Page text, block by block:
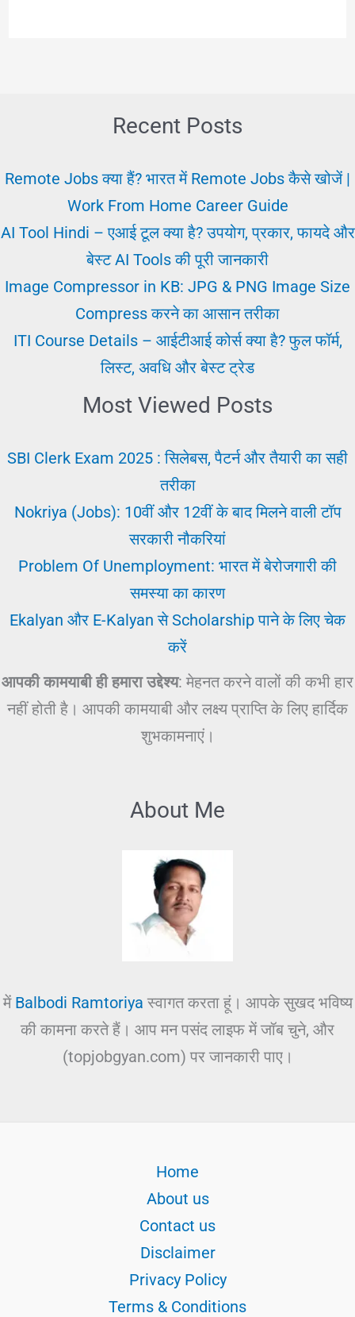
करें?
आपको
Na
To
Recent Posts
Remote Jobs क्या हैं? भारत में Remote Jobs कैसे खोजें |
Work From Home Career Guide
AI Tool Hindi – एआई टूल क्या है? उपयोग, प्रकार, फायदे और
बेस्ट AI Tools की पूरी जानकारी
Image Compressor in KB: JPG & PNG Image Size
Compress करने का आसान तरीका
ITI Course Details – आईटीआई कोर्स क्या है? फुल फॉर्म,
लिस्ट, अवधि और बेस्ट ट्रेड
Most Viewed Posts
SBI Clerk Exam 2025 : सिलेबस, पैटर्न और तैयारी का सही
तरीका
Nokriya (Jobs): 10वीं और 12वीं के बाद मिलने वाली टॉप
सरकारी नौकरियां
Problem Of Unemployment: भारत में बेरोजगारी की
समस्या का कारण
Ekalyan और E-Kalyan से Scholarship पाने के लिए चेक
करें
आपकी कामयाबी ही हमारा उद्देश्य: मेहनत करने वालों की कभी हार
नहीं होती है। आपकी कामयाबी और लक्ष्य प्राप्ति के लिए हार्दिक
शुभकामनाएं।
About Me
में Balbodi Ramtoriya स्वागत करता हूं। आपके सुखद भविष्य
की कामना करते हैं। आप मन पसंद लाइफ में जॉब चुने, और
(topjobgyan.com) पर जानकारी पाए।
Home
About us
Contact us
Disclaimer
Privacy Policy
Terms & Conditions